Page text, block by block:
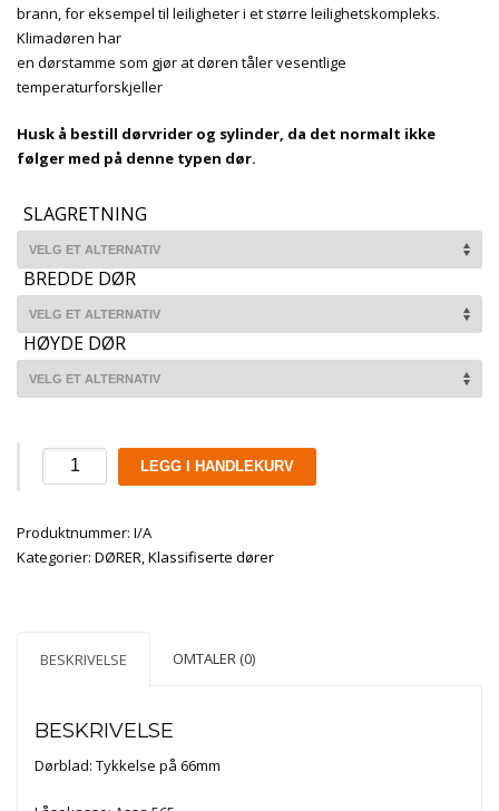
brann, for eksempel til leiligheter i et større leilighetskompleks.
Klimadøren har
en dørstamme som gjør at døren tåler vesentlige
temperaturforskjeller
Husk å bestill dørvrider og sylinder, da det normalt ikke
følger med på denne typen dør.
SLAGRETNING
BREDDE DØR
HØYDE DØR
Harmonie
Klima
Brann
og
LEGG I HANDLEKURV
Produktnummer: I/A
Kategorier: DØRER,Klassifiserte dører
BESKRIVELSE OMTALER (0)
BESKRIVELSE
Dørblad: Tykkelse på 66mm